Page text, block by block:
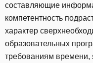
составляющие
компетентность
характер
образовательных
требованиям времени,